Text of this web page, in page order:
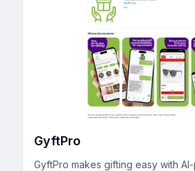
GyftPro
GyftPro makes gifting easy with